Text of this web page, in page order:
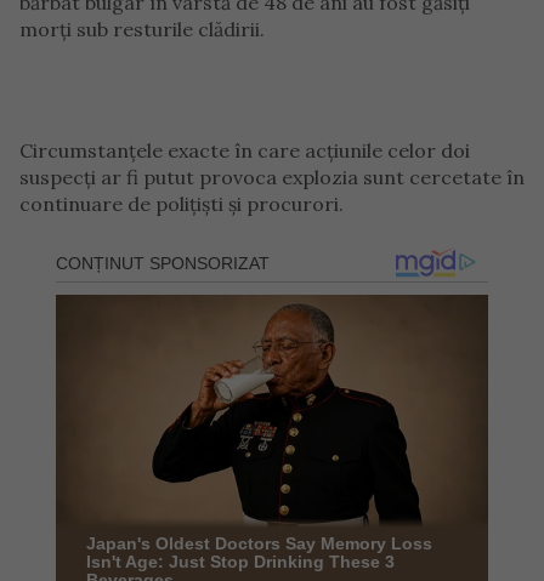
morți sub resturile clădirii.
Circumstanțele exacte în care acțiunile celor doi
suspecți ar fi putut provoca explozia sunt cercetate în
continuare de polițiști și procurori.